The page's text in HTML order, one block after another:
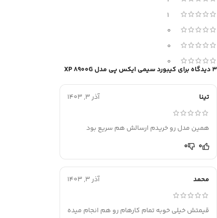
1
0
0
0
3 دیدگاه برای کیبورد سیمی ایکس پی مدل XP 8900G
تینا آذر 3, 1403
همین مدل رو خریدم ارسالش هم سریع بود
0
0
محمد آذر 3, 1403
قیمتش خیلی خوبه تمام کارهام رو هم انجام میده